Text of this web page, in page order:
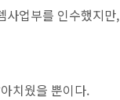
사업부를 인수했지만,
치웠을 뿐이다.